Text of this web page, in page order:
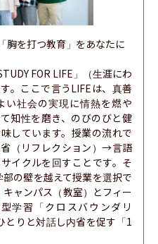
胸を打つ教育」をあなたに
FOR LIFE」（生涯にわ
。ここで言うLIFEは、真善
い社会の実現に情熱を燃や
知性を磨き、のびのびと健
しています。授業の流れで
（リフレクション）→言語
イクルを回すことです。そ
の壁を越えて授業を選択で
ャンパス（教室）とフィー
学習「クロスバウンダリ
とりと対話し内省を促す「1